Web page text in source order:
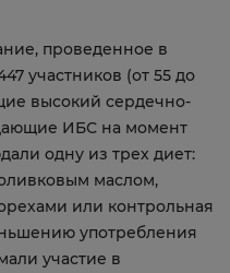
проведенное в
участников (от 55 до
высокий сердечно-
ИБС на момент
одну из трех диет:
маслом,
или контрольная
употребления
участие в